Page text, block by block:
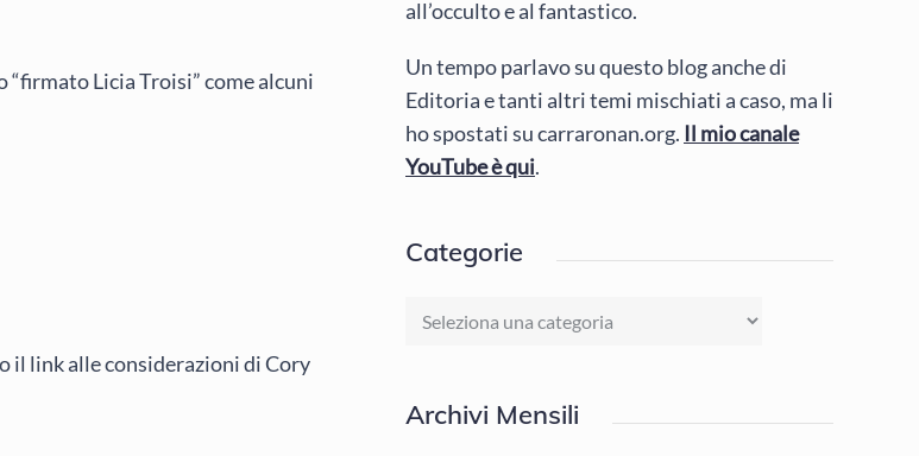
Licia Troisi” come alcuni
il link alle considerazioni di Cory
all’occulto e al fantastico.
Un tempo parlavo su questo blog anche di
Editoria e tanti altri temi mischiati a caso, ma li
ho spostati su carraronan.org. Il mio canale
YouTube è qui.
Categorie
Categorie
Archivi Mensili